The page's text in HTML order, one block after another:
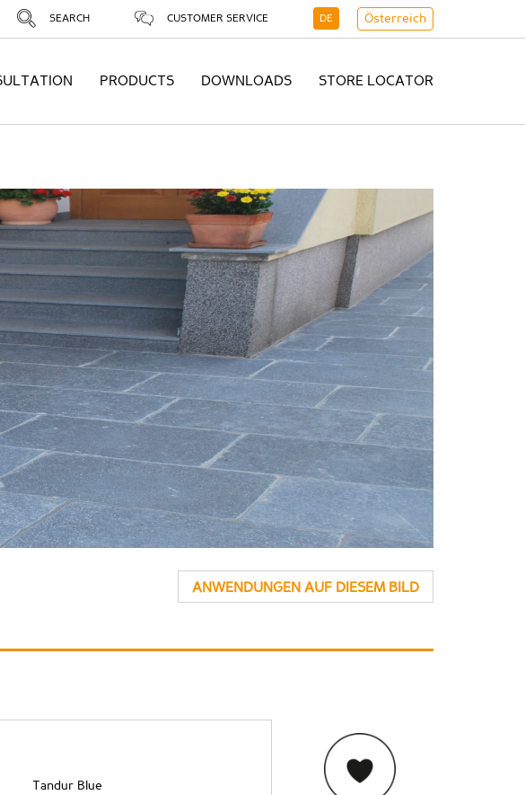
SEARCH CUSTOMER SERVICE DE Österreich
PRODUCTS DOWNLOADS STORE LOCATOR
ANWENDUNGEN AUF DIESEM BILD
Tandur Blue